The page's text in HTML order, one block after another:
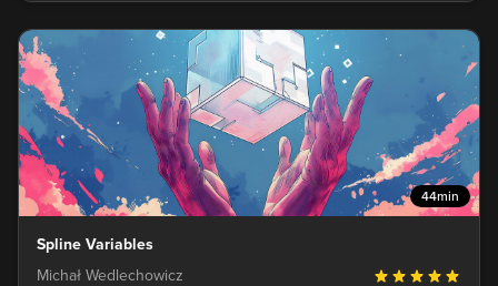
44min
Spline Variables
Michał Wedlechowicz